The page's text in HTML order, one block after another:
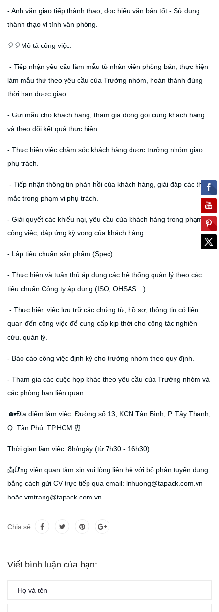
- Anh văn giao tiếp thành thạo, đọc hiểu văn bản tốt - Sử dụng
thành thạo vi tính văn phòng.
🎈🎈Mô tả công việc:
- Tiếp nhận yêu cầu làm mẫu từ nhân viên phòng bán, thực hiện
làm mẫu thử theo yêu cầu của Trưởng nhóm, hoàn thành đúng
thời hạn được giao.
- Gửi mẫu cho khách hàng, tham gia đóng gói cùng khách hàng
và theo dõi kết quả thực hiện.
- Thực hiện việc chăm sóc khách hàng được trưởng nhóm giao
phụ trách.
- Tiếp nhận thông tin phản hồi của khách hàng, giải đáp các thắc
mắc trong phạm vi phụ trách.
- Giải quyết các khiếu nại, yêu cầu của khách hàng trong phạm vi
công việc, đáp ứng kỳ vọng của khách hàng.
- Lập tiêu chuẩn sản phẩm (Spec).
- Thực hiện và tuân thủ áp dụng các hệ thống quản lý theo các
tiêu chuẩn Công ty áp dụng (ISO, OHSAS…).
- Thực hiện việc lưu trữ các chứng từ, hồ sơ, thông tin có liên
quan đến công việc để cung cấp kịp thời cho công tác nghiên
cứu, quản lý.
- Báo cáo công việc định kỳ cho trưởng nhóm theo quy định.
- Tham gia các cuộc họp khác theo yêu cầu của Trưởng nhóm và
các phòng ban liên quan.
🏡Địa điểm làm việc: Đường số 13, KCN Tân Bình, P. Tây Thạnh,
Q. Tân Phú, TP.HCM ⏰
Thời gian làm việc: 8h/ngày (từ 7h30 - 16h30)
📩Ứng viên quan tâm xin vui lòng liên hệ với bộ phận tuyển dụng
bằng cách gửi CV trực tiếp qua email: lnhuong@tapack.com.vn
hoặc vmtrang@tapack.com.vn
Chia sẻ:
Viết bình luận của bạn: